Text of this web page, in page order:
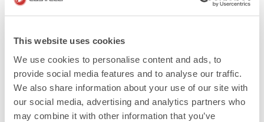
This website uses cookies
We use cookies to personalise content and ads, to
provide social media features and to analyse our traffic.
We also share information about your use of our site with
our social media, advertising and analytics partners who
may combine it with other information that you’ve
Kontaktieren Sie unseren Kundenservice
replayRückgabe der Bestellung garantiert
innerhalb von 30 Tagen nach der Lieferung
Entdecken Sie die Rückgabebedingungen
quiz
FAQ
Kein Problem, wir haben alle Antworten!
Klicken Sie hier .